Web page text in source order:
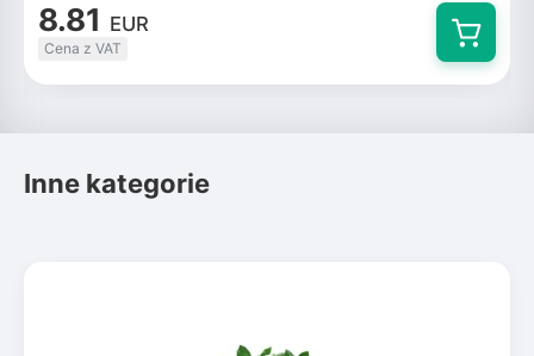
8.81 EUR
Cena z VAT
Inne kategorie